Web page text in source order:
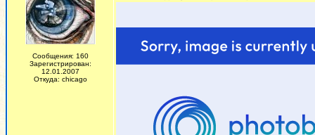
Сообщения: 160
Зарегистрирован:
12.01.2007
Откуда: chicago